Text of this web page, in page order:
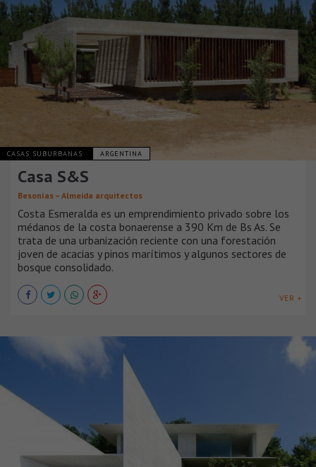
CASAS SUBURBANAS ARGENTINA
Casa S&S
Besonías – Almeida arquitectos
Costa Esmeralda es un emprendimiento privado sobre los
médanos de la costa bonaerense a 390 Km de Bs As. Se
trata de una urbanización reciente con una forestación
joven de acacias y pinos marítimos y algunos sectores de
bosque consolidado.
VER +